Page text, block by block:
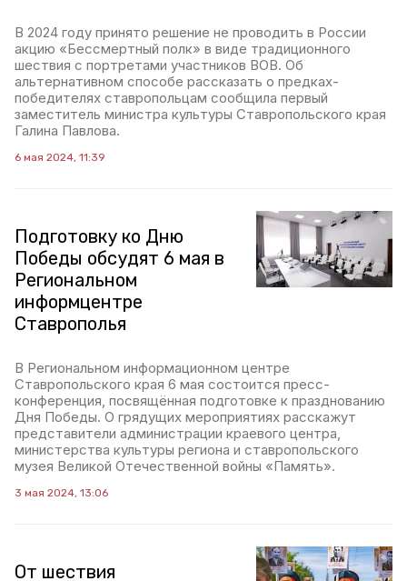
В 2024 году принято решение не проводить в России
акцию «Бессмертный полк» в виде традиционного
шествия с портретами участников ВОВ. Об
альтернативном способе рассказать о предках-
победителях ставропольцам сообщила первый
заместитель министра культуры Ставропольского края
Галина Павлова.
6 мая 2024, 11:39
Подготовку ко Дню
Победы обсудят 6 мая в
Региональном
информцентре
Ставрополья
В Региональном информационном центре
Ставропольского края 6 мая состоится пресс-
конференция, посвящённая подготовке к празднованию
Дня Победы. О грядущих мероприятиях расскажут
представители администрации краевого центра,
министерства культуры региона и ставропольского
музея Великой Отечественной войны «Память».
3 мая 2024, 13:06
От шествия